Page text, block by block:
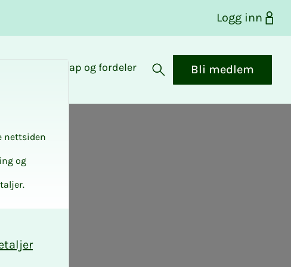
Logg inn
Medlemskap og fordeler
Åpne søk
Bli medlem
nettsiden
og